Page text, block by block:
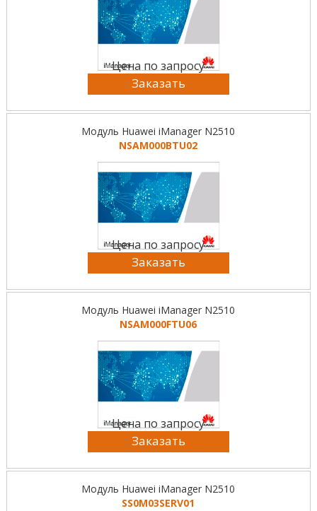
Цена по запросу
Заказать
Модуль Huawei iManager N2510
NSAM000BTU02
Цена по запросу
Заказать
Модуль Huawei iManager N2510
NSAM000FTU06
Цена по запросу
Заказать
Модуль Huawei iManager N2510
SS0M03SERV01